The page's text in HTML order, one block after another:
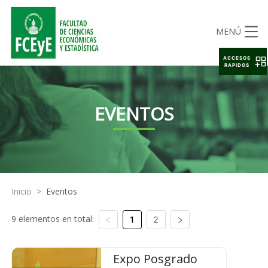
MENÚ
EVENTOS
Inicio > Eventos
9 elementos en total: 1 2
Expo Posgrado
ACCESOS
RAPIDOS